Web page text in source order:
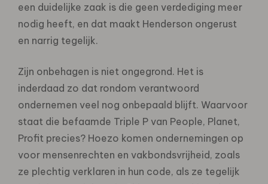
een duidelijke zaak is die geen verdediging meer
nodig heeft, en dat maakt Henderson ongerust
en narrig tegelijk.
Zijn onbehagen is niet ongegrond. Het is
inderdaad zo dat rondom verantwoord
ondernemen veel nog onbepaald blijft. Waarvoor
staat die befaamde Triple P van People, Planet,
Profit precies? Hoezo komen ondernemingen op
voor mensenrechten en vakbondsvrijheid, zoals
ze plechtig verklaren in hun code, als ze tegelijk